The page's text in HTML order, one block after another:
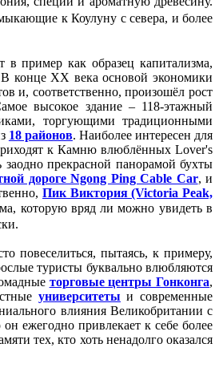
к Коулуну с севера, и более
пример как образец капитализма,
В конце ХХ века основой экономики
и, соответственно, произошёл рост
высокое здание – 118-этажный
торгующими традиционными
18 районов. Наиболее интересен для
к Камню влюблённых Lover's
заодно прекрасной панорамой бухты
дороге Ngong Ping Cable Car, и
Пик Виктория (Victoria Peak,
которую вряд ли можно увидеть в
повеселиться, пытаясь, к примеру,
туристы буквально влюбляются
торговые центры Гонконга,
университеты и современные
влияния Великобритании с
ежегодно привлекает к себе более
тех, кто хоть ненадолго оказался